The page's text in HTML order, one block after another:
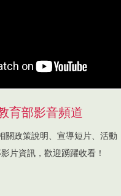
育部影音頻道
關政策說明、宣導短片、活動
片資訊，歡迎踴躍收看！